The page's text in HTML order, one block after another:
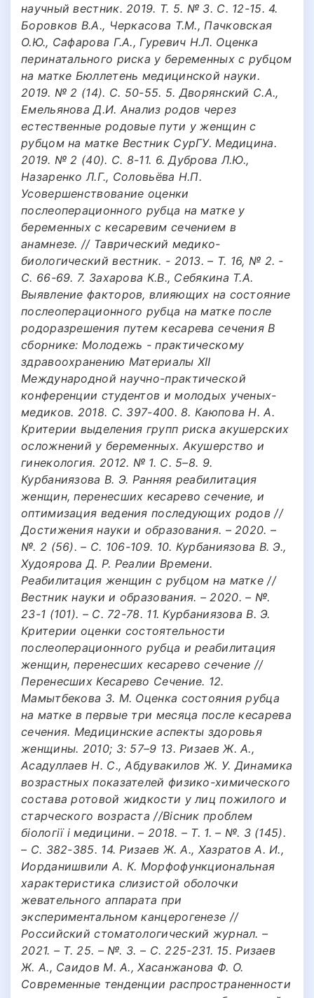
научный вестник. 2019. Т. 5. № 3. С. 12-15. 4.
Боровков В.А., Черкасова Т.М., Пачковская
О.Ю., Сафарова Г.А., Гуревич Н.Л. Оценка
перинатального риска у беременных с рубцом
на матке Бюллетень медицинской науки.
2019. № 2 (14). С. 50-55. 5. Дворянский С.А.,
Емельянова Д.И. Анализ родов через
естественные родовые пути у женщин с
рубцом на матке Вестник СурГУ. Медицина.
2019. № 2 (40). С. 8-11. 6. Дуброва Л.Ю.,
Назаренко Л.Г., Соловьёва Н.П.
Усовершенствование оценки
послеоперационного рубца на матке у
беременных с кесаревим сечением в
анамнезе. // Таврический медико-
биологический вестник. - 2013. – Т. 16, № 2. -
С. 66-69. 7. Захарова К.В., Себякина Т.А.
Выявление факторов, влияющих на состояние
послеоперационного рубца на матке после
родоразрешения путем кесарева сечения В
сборнике: Молодежь - практическому
здравоохранению Материалы XII
Международной научно-практической
конференции студентов и молодых ученых-
медиков. 2018. С. 397-400. 8. Каюпова Н. А.
Критерии выделения групп риска акушерских
осложнений у беременных. Акушерство и
гинекология. 2012. № 1. С. 5–8. 9.
Курбаниязова В. Э. Ранняя реабилитация
женщин, перенесших кесарево сечение, и
оптимизация ведения последующих родов //
Достижения науки и образования. – 2020. –
№. 2 (56). – С. 106-109. 10. Курбаниязова В. Э.,
Худоярова Д. Р. Реалии Времени.
Реабилитация женщин с рубцом на матке //
Вестник науки и образования. – 2020. – №.
23-1 (101). – С. 72-78. 11. Курбаниязова В. Э.
Критерии оценки состоятельности
послеоперационного рубца и реабилитация
женщин, перенесших кесарево сечение //
Перенесших Кесарево Сечение. 12.
Мамытбекова З. М. Оценка состояния рубца
на матке в первые три месяца после кесарева
cечения. Медицинские аспекты здоровья
женщины. 2010; 3: 57–9 13. Ризаев Ж. А.,
Асадуллаев Н. С., Абдувакилов Ж. У. Динамика
возрастных показателей физико-химического
состава ротовой жидкости у лиц пожилого и
старческого возраста //Вісник проблем
біології і медицини. – 2018. – Т. 1. – №. 3 (145).
– С. 382-385. 14. Ризаев Ж. А., Хазратов А. И.,
Иорданишвили А. К. Морфофункциональная
характеристика слизистой оболочки
жевательного аппарата при
экспериментальном канцерогенезе //
Российский стоматологический журнал. –
2021. – Т. 25. – №. 3. – С. 225-231. 15. Ризаев
Ж. А., Саидов М. А., Хасанжанова Ф. О.
Современные тенденции распространенности